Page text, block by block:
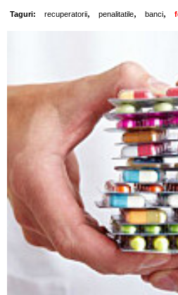
Taguri: recuperatorii, penalitatile, banci,